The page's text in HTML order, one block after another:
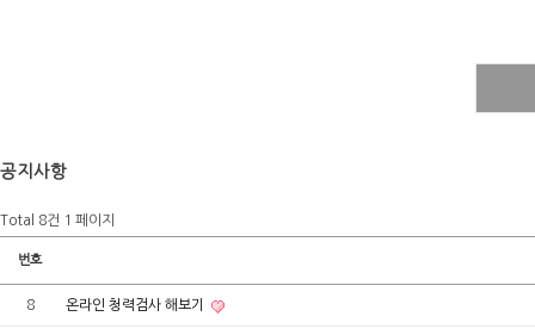
공지사항
Total 8건 1 페이지
번호
8 온라인 청력검사 해보기